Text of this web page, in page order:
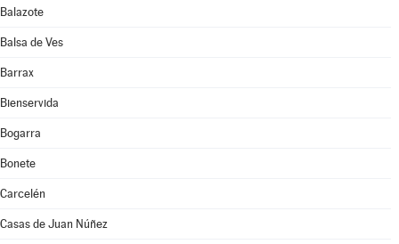
Balazote
Balsa de Ves
Barrax
Bienservida
Bogarra
Bonete
Carcelén
Casas de Juan Núñez